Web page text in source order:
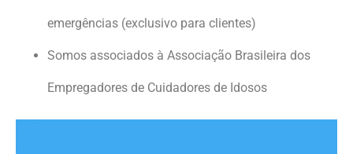
emergências (exclusivo para clientes)
Somos associados à Associação Brasileira dos
Empregadores de Cuidadores de Idosos